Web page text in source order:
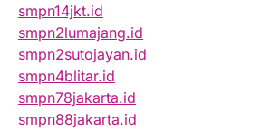
smpn14jkt.id
smpn2lumajang.id
smpn2sutojayan.id
smpn4blitar.id
smpn78jakarta.id
smpn88jakarta.id